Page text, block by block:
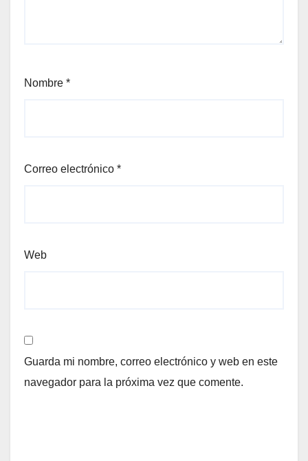
Nombre *
Correo electrónico *
Web
Guarda mi nombre, correo electrónico y web en este
navegador para la próxima vez que comente.